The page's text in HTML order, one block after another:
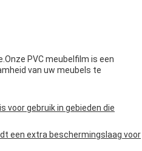
PVC meubelfilm is een
van uw meubels te
voor gebruik in gebieden die
een extra beschermingslaag voor